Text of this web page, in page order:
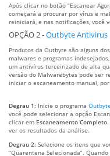
Após clicar no botão “Escanear
começará a procurar por vírus e
reiniciará, e nas notificações, você
OPÇÃO 2 -Outbyte Antivirus
Produtos da Outbyte são alguns
malwares e programas
um antivírus terceirizado de alta
versão do Malwarebytes pode ser
iniciar o escaneamento manual,
Degrau 1: Inicie o programa Outbyte
você pode selecionar a opção
clicar em Escaneamento Completo
ver os resultados da análise.
Degrau 2: Selecione os itens que
“Quarentena Selecionada”.